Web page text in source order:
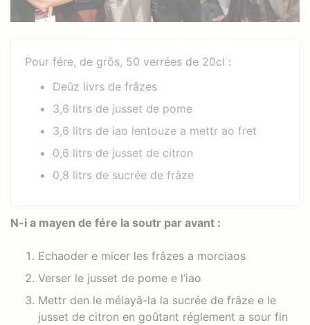
Pour fére, de grôs, 50 verrées de 20cl :
Deûz livrs de frâzes
3,6 litrs de jusset de pome
3,6 litrs de iao lentouze a mettr ao fret
0,6 litrs de jusset de citron
0,8 litrs de sucrée de frâze
N-i a mayen de fére la soutr par avant :
Echaoder e micer les frâzes a morciaos
Verser le jusset de pome e l’iao
Mettr den le mélayâ-la la sucrée de frâze e le
jusset de citron en goûtant réglement a sour fin